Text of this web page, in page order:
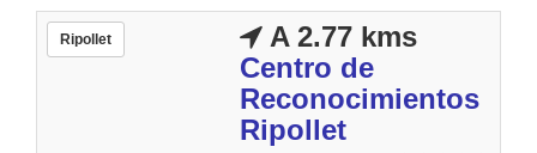
Ripollet
A 2.77 kms
Centro de
Reconocimientos
Ripollet